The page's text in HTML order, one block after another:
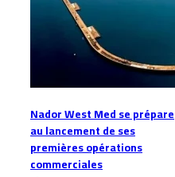
Nador West Med se prépare
au lancement de ses
premières opérations
commerciales